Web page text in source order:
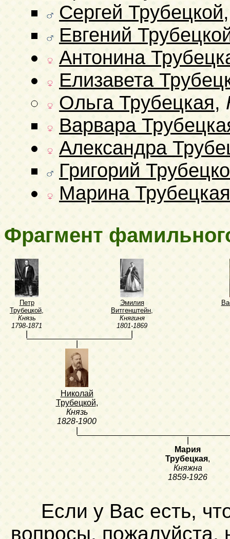
Сергей Трубецкой
Евгений
Антонина
Елизавета
Ольга Трубецкая,
Варвара
Александра
Григорий
Марина Трубецкая
Фрагмент
Петр
Трубецкой,
Князь
1798-1871
Эмилия
Витгенштейн,
Княгиня
1801-1869
Николай
Трубецкой,
Князь
1828-1900
Мария
Трубецкая,
Княжна
1859-1926
Если у Вас есть,
вопросы, пожалуйста,